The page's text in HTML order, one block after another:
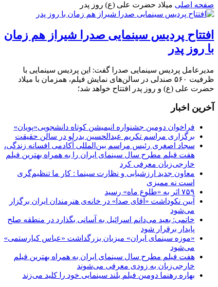
صفحه اصلی میلاد حضرت علی (ع) روز پدر
افتتاح پردیس سینمایی صدرا شیراز هم‌ زمان
با روز پدر
مدیرعامل پردیس سینمایی صدرا گفت: این پردیس سینمایی با
ظرفیت ۵۶۰ صندلی در سالن‌های نمایش فیلم، همزمان با میلاد
حضرت علی (ع) و روز پدر افتتاح خواهد شد؛
آخرین اخبار
فراخوان دومین جشنواره انیمیشن کوتاه دانشجویی«پویان»
برگزاری مراسم تکریم عبدالحسین بدرلو در سالن حقیقت
سجاد اصغری رئیس مراسم بین‌المللی آکادمی افسانه زندگی،
هفت فیلم مطرح سال سینمای ایران را به همراه بهترین فیلم
خارجی‌زبان معرفی کرد
معاون جدید ارزشیابی و نظارت سینما : کار ما تنظیم‌گری
است نه ممیزی
۷۵۹ اثر به «طلوع ماه» رسید
آیین نکوداشت «آقای صدا» در خانه‌ی هنرمندان ایران برگزار
می‌شود
خاتمی: بعید می‌دانم اسرائیل به آسانی بگذارد در منطقه صلح
پایدار برقرار شود
«موزه سینمای ایران» میزبان بزرگداشت «عباس کیارستمی»
می‌شود
هفت فیلم مطرح سال سینمای ایران به همراه بهترین فیلم
خارجی‌زبان به زودی معرفی می‌شوند
بهاره رهنما دومین فیلم بلند سینمایی خود را کلید می‌زند